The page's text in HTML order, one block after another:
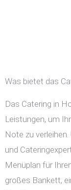
Was bietet das
Das Catering in
Leistungen, um
Note zu
und
Menüplan für
großes Bankett,